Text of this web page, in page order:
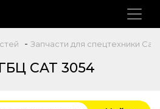
- Запчасти для спецтехники
CAT 3054